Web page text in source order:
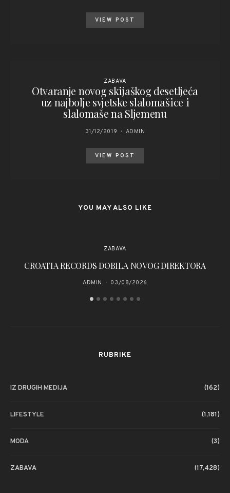
VIEW POST
ZABAVA
Otvaranje novog skijaškog desetljeća
uz najbolje svjetske slalomašice i
slalomaše na Sljemenu
31/12/2019 ADMIN
VIEW POST
YOU MAY ALSO LIKE
ZABAVA
CROATIA RECORDS DOBILA NOVOG DIREKTORA
ADMIN 03/08/2026
RUBRIKE
IZ DRUGIH MEDIJA (162)
LIFESTYLE (1,181)
MODA (3)
ZABAVA (17,428)